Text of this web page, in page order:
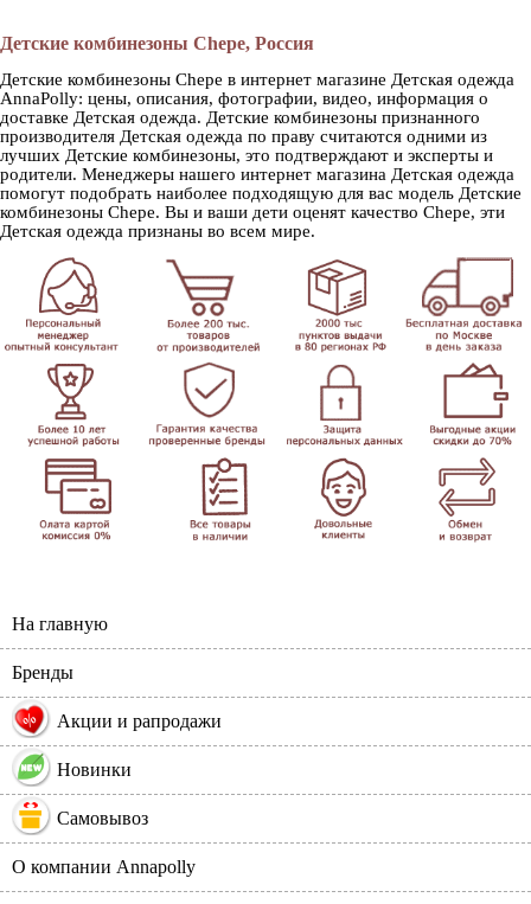
Детские комбинезоны Chepe, Россия
Детские комбинезоны Chepe в интернет магазине Детская одежда
AnnaPolly: цены, описания, фотографии, видео, информация о
доставке Детская одежда. Детские комбинезоны признанного
производителя Детская одежда по праву считаются одними из
лучших Детские комбинезоны, это подтверждают и эксперты и
родители. Менеджеры нашего интернет магазина Детская одежда
помогут подобрать наиболее подходящую для вас модель Детские
комбинезоны Chepe. Вы и ваши дети оценят качество Chepe, эти
Детская одежда признаны во всем мире.
На главную
Бренды
% Акции и рапродажи
Новинки
Самовывоз
О компании Annapolly